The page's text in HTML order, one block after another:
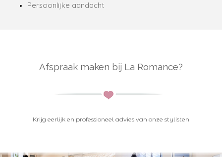
Persoonlijke aandacht
Afspraak maken bij La Romance?
Krijg eerlijk en professioneel advies van onze stylisten